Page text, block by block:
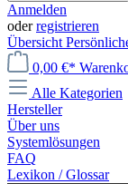
Anmelden
oderregistrieren
Übersicht
0,00 €*
Alle Kategorien
Hersteller
Über uns
Systemlösungen
FAQ
Lexikon / Glossar